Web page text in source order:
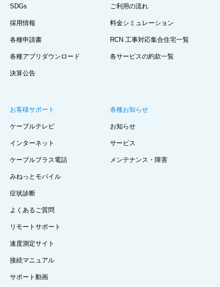
SDGs
採用情報
各種申請書
各種アプリダウンロード
決算公告
ご利用の流れ
料金シミュレーション
RCN 工事対応集合住宅一覧
各サービスの約款一覧
お客様サポート
ケーブルテレビ
インターネット
ケーブルプラス電話
みねっとモバイル
症状診断
よくあるご質問
リモートサポート
速度測定サイト
接続マニュアル
サポート動画
各種お知らせ
お知らせ
サービス
メンテナンス・障害